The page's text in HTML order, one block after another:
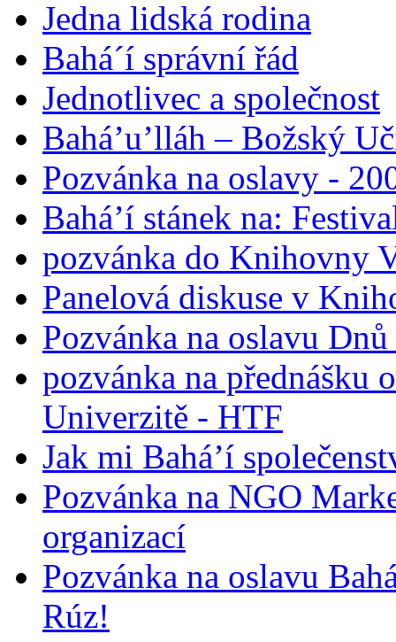
Jedna lidská rodina
Bahá´í správní řád
Jednotlivec a společnost
Bahá’u’lláh – Božský
Pozvánka na oslavy -
Bahá’í stánek na:
pozvánka do Knihovny
Panelová diskuse v
Pozvánka na oslavu
pozvánka na přednášku
Univerzitě - HTF
Jak mi Bahá’í
Pozvánka na NGO
organizací
Pozvánka na oslavu
Rúz!